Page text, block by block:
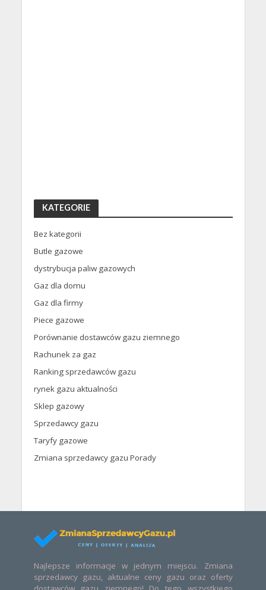
KATEGORIE
Bez kategorii
Butle gazowe
dystrybucja paliw gazowych
Gaz dla domu
Gaz dla firmy
Piece gazowe
Porównanie dostawców gazu ziemnego
Rachunek za gaz
Ranking sprzedawców gazu
rynek gazu aktualności
Sklep gazowy
Sprzedawcy gazu
Taryfy gazowe
Zmiana sprzedawcy gazu Porady
Najlepsze informacje w jednym miejscu. Zmiana
sprzedawcy gazu, aktualne ceny gazu oraz oferty